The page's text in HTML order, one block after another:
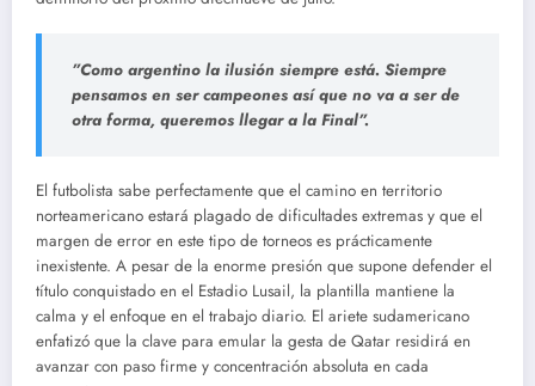
”Como argentino la ilusión siempre está. Siempre
pensamos en ser campeones así que no va a ser de
otra forma, queremos llegar a la Final”.
El futbolista sabe perfectamente que el camino en territorio
norteamericano estará plagado de dificultades extremas y que el
margen de error en este tipo de torneos es prácticamente
inexistente. A pesar de la enorme presión que supone defender el
título conquistado en el Estadio Lusail, la plantilla mantiene la
calma y el enfoque en el trabajo diario. El ariete sudamericano
enfatizó que la clave para emular la gesta de Qatar residirá en
avanzar con paso firme y concentración absoluta en cada